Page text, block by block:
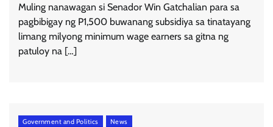
Muling nanawagan si Senador Win Gatchalian para sa
pagbibigay ng P1,500 buwanang subsidiya sa tinatayang
limang milyong minimum wage earners sa gitna ng
patuloy na […]
Government and Politics News